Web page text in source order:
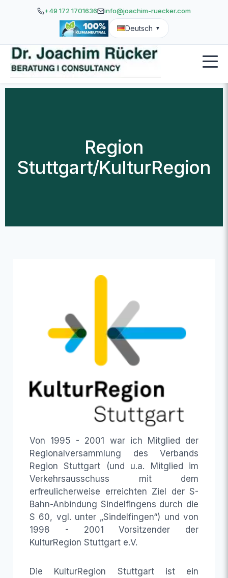
+49 172 1701636 info@joachim-ruecker.com
Deutsch ▼
Region
Stuttgart/KulturRegion
Von 1995 - 2001 war ich Mitglied der
Regionalversammlung des Verbands
Region Stuttgart (und u.a. Mitglied im
Verkehrsausschuss mit dem
erfreulicherweise erreichten Ziel der S-
Bahn-Anbindung Sindelfingens durch die
S 60, vgl. unter „Sindelfingen“) und von
1998 - 2001 Vorsitzender der
KulturRegion Stuttgart e.V.
Die KulturRegion Stuttgart ist ein